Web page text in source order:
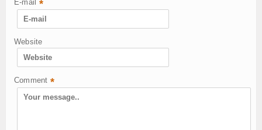
E-mail *
Website
Comment *